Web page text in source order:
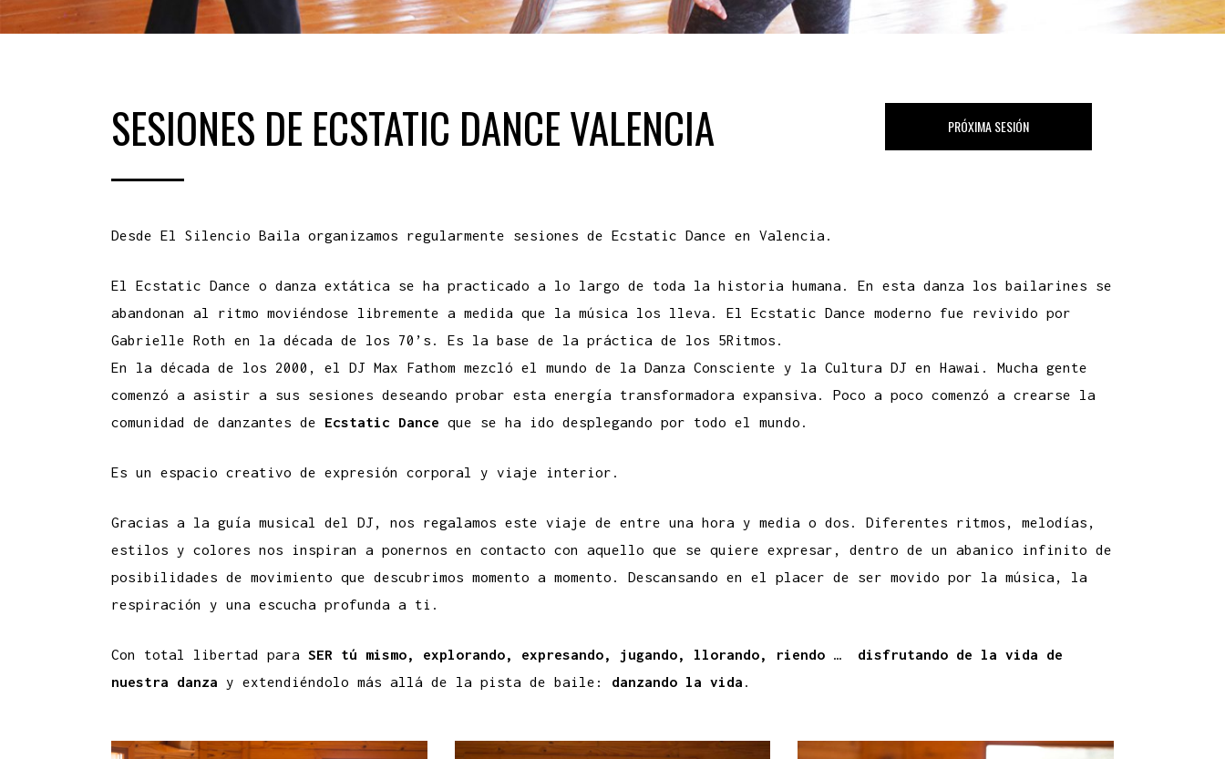
SESIONES DE ECSTATIC DANCE VALENCIA PRÓXIMA SESIÓN
Desde El Silencio Baila organizamos regularmente sesiones de Ecstatic Dance en Valencia.
El Ecstatic Dance o danza extática se ha practicado a lo largo de toda la historia humana. En esta danza los bailarines se
abandonan al ritmo moviéndose libremente a medida que la música los lleva. El Ecstatic Dance moderno fue revivido por
Gabrielle Roth en la década de los 70’s. Es la base de la práctica de los 5Ritmos.
En la década de los 2000, el DJ Max Fathom mezcló el mundo de la Danza Consciente y la Cultura DJ en Hawai. Mucha gente
comenzó a asistir a sus sesiones deseando probar esta energía transformadora expansiva. Poco a poco comenzó a crearse la
comunidad de danzantes de Ecstatic Dance que se ha ido desplegando por todo el mundo.
Es un espacio creativo de expresión corporal y viaje interior.
Gracias a la guía musical del DJ, nos regalamos este viaje de entre una hora y media o dos. Diferentes ritmos, melodías,
estilos y colores nos inspiran a ponernos en contacto con aquello que se quiere expresar, dentro de un abanico infinito de
posibilidades de movimiento que descubrimos momento a momento. Descansando en el placer de ser movido por la música, la
respiración y una escucha profunda a ti.
Con total libertad para SER tú mismo, explorando, expresando, jugando, llorando, riendo … disfrutando de la vida de
nuestra danza y extendiéndolo más allá de la pista de baile: danzando la vida .